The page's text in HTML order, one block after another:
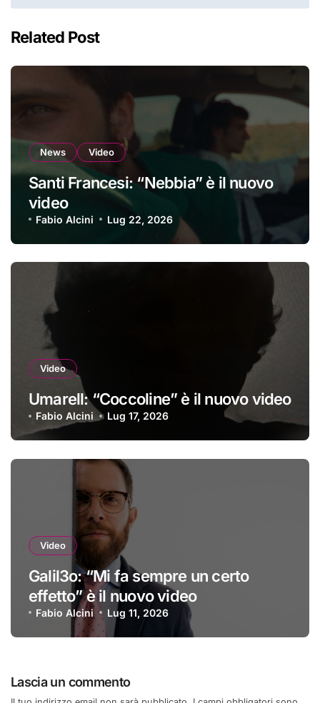
Related Post
News Video
Santi Francesi: “Nebbia” è il nuovo
video
Fabio Alcini Lug 22, 2026
Video
Umarell: “Coccoline” è il nuovo video
Fabio Alcini Lug 17, 2026
Video
Galil3o: “Mi fa sempre un certo
effetto” è il nuovo video
Fabio Alcini Lug 11, 2026
Lascia un commento